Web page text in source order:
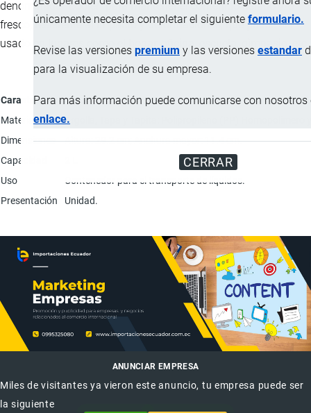
únicamente necesita completar el siguiente formulario.
Revise las versiones premium y las versiones estandar
para la visualización de su empresa.
Para más información puede comunicarse con nosotros
enlace.
CERRAR
denominado “Cooler” para mantener el contenido helado y/o
fresco, resistente al impacto y deformaciones, que puede ser
usado en lugares como el hogar, oficina, escuela, gimnasio, etc.
Característica
Materiales
Argolla, Tapa y Tapita: Polipropileno (PP) Homopolimero
Dimensiones
Altura: 29.2 cm; Anchura mayor: 11.4 cm.
Capacidad
Uso
Contenedor para el transporte de líquidos.
Presentación
Unidad.
ANUNCIAR EMPRESA
Miles de visitantes ya vieron este anuncio, tu empresa puede ser
la siguiente